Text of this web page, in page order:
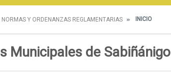
NORMAS Y ORDENANZAS REGLAMENTARIAS INICIO
Municipales de Sabiñánigo